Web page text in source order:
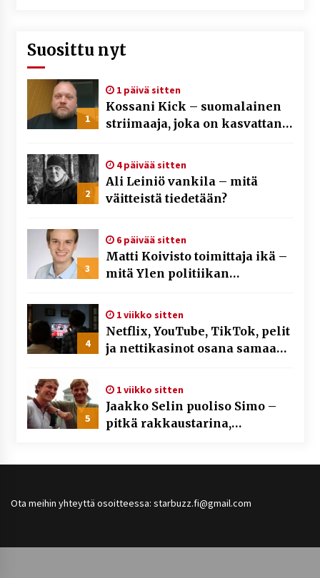
Suosittu nyt
1
1 päivä sitten
Kossani Kick – suomalainen
striimaaja, joka on kasvattanut
2
4 päivää sitten
Ali Leiniö vankila – mitä
väitteistä tiedetään?
3
6 päivää sitten
Matti Koivisto toimittaja ikä –
mitä Ylen politiikan
4
1 viikko sitten
Netflix, YouTube, TikTok, pelit
ja nettikasinot osana samaa
5
1 viikko sitten
Jaakko Selin puoliso Simo –
pitkä rakkaustarina,
Ota meihin yhteyttä osoitteessa: starbuzz.fi@gmail.com